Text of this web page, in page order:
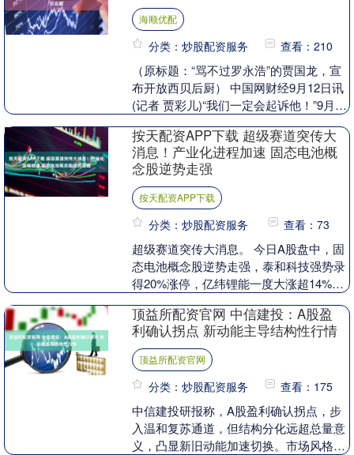
海顺优配
分类：炒股配资服务 查看：210
（原标题：“骂不过罗永浩”的贾国龙，宣
布开放西贝后厨） 中国网财经9月12日讯
(记者 贾彩儿)“我们一定会起诉他！”9月11
恶....
按天配资APP下载 超级赛道突传大
消息！产业化进程加速 固态电池概
念股逆势走强
按天配资APP下载
分类：炒股配资服务 查看：73
超级赛道突传大消息。 今日A股盘中，固
态电池概念股逆势走强，泰和科技强势录
得20%涨停，亿纬锂能一度大涨超14%。
月2日，亿....
顶益所配资官网 中信建投：A股盈
利确认拐点 新动能主导结构性行情
顶益所配资官网
分类：炒股配资服务 查看：175
中信建投研报称，A股盈利确认拐点，步
入温和复苏通道，但结构分化远超总量意
义，凸显新旧动能加速切换。市场风格偏